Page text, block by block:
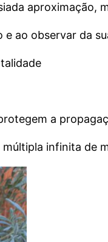
aproximação,
ao observar da
a
infinita de